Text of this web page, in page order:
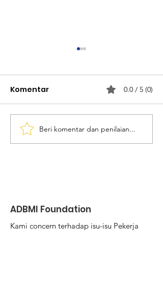
Masihun Hayati, Purna
PMI Malaysia Yang
Komentar 0.0 / 5 (0)
Beri komentar dan penilaian...
ADBMI Foundation
Kami concern terhadap isu-isu Pekerja